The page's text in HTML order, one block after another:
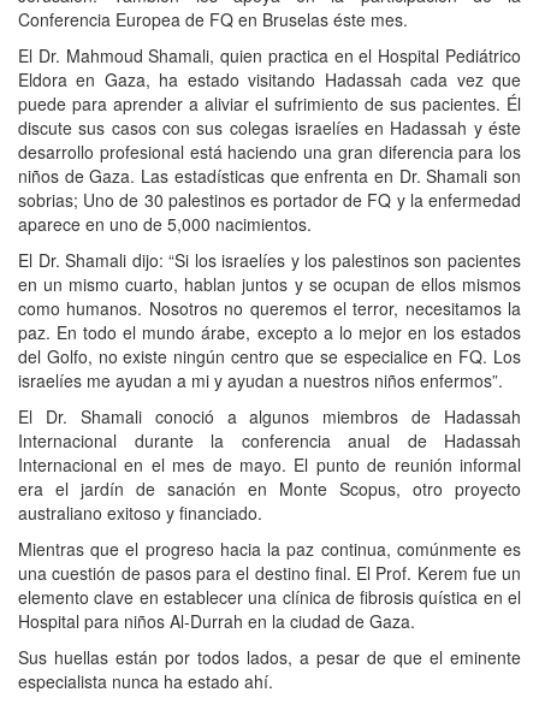
Conferencia Europea de FQ en Bruselas éste mes.
El Dr. Mahmoud Shamali, quien practica en el Hospital Pediátrico
Eldora en Gaza, ha estado visitando Hadassah cada vez que
puede para aprender a aliviar el sufrimiento de sus pacientes. Él
discute sus casos con sus colegas israelíes en Hadassah y éste
desarrollo profesional está haciendo una gran diferencia para los
niños de Gaza. Las estadísticas que enfrenta en Dr. Shamali son
sobrias; Uno de 30 palestinos es portador de FQ y la enfermedad
aparece en uno de 5,000 nacimientos.
El Dr. Shamali dijo: “Si los israelíes y los palestinos son pacientes
en un mismo cuarto, hablan juntos y se ocupan de ellos mismos
como humanos. Nosotros no queremos el terror, necesitamos la
paz. En todo el mundo árabe, excepto a lo mejor en los estados
del Golfo, no existe ningún centro que se especialice en FQ. Los
israelíes me ayudan a mi y ayudan a nuestros niños enfermos”.
El Dr. Shamali conoció a algunos miembros de Hadassah
Internacional durante la conferencia anual de Hadassah
Internacional en el mes de mayo. El punto de reunión informal
era el jardín de sanación en Monte Scopus, otro proyecto
australiano exitoso y financiado.
Mientras que el progreso hacia la paz continua, comúnmente es
una cuestión de pasos para el destino final. El Prof. Kerem fue un
elemento clave en establecer una clínica de fibrosis quística en el
Hospital para niños Al-Durrah en la ciudad de Gaza.
Sus huellas están por todos lados, a pesar de que el eminente
especialista nunca ha estado ahí.